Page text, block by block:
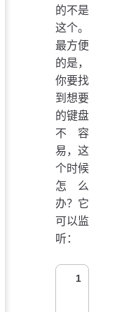
的不是
这个。
最方便
的是，
你要找
到想要
的键盘
不容
易，这
个时候
怎么
办？它
可以监
听：
1